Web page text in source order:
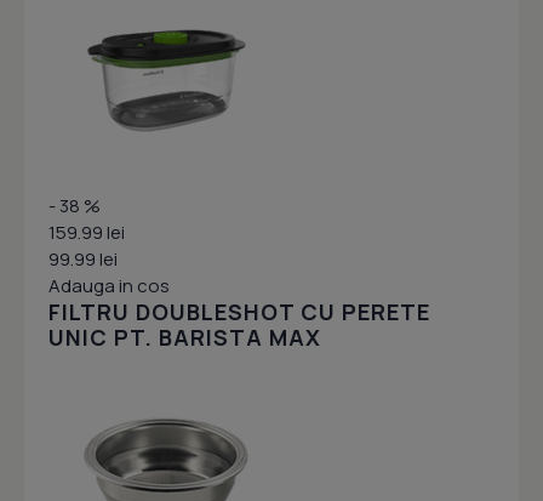
- 38 %
159.99 lei
99.99 lei
Adauga in cos
FILTRU DOUBLESHOT CU PERETE
UNIC PT. BARISTA MAX